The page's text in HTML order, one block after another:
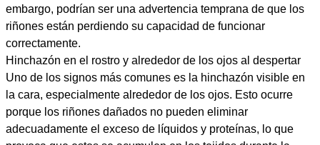
embargo, podrían ser una advertencia temprana de que los
riñones están perdiendo su capacidad de funcionar
correctamente.
Hinchazón en el rostro y alrededor de los ojos al despertar
Uno de los signos más comunes es la hinchazón visible en
la cara, especialmente alrededor de los ojos. Esto ocurre
porque los riñones dañados no pueden eliminar
adecuadamente el exceso de líquidos y proteínas, lo que